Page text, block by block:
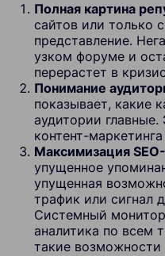
Полная картина
сайтов или только
представление.
узком форуме и
перерастет в
Понимание
показывает, какие
аудитории
контент-маркетинга
Максимизация
упущенное
упущенная
трафик или сигнал
Системный
аналитика по всем
такие возможности